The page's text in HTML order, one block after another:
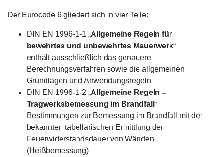
Der Eurocode 6 gliedert sich in vier Teile:
DIN EN 1996-1-1 „Allgemeine Regeln für
bewehrtes und unbewehrtes Mauerwerk“
enthält ausschließlich das genauere
Berechnungsverfahren sowie die allgemeinen
Grundlagen und Anwendungsregeln
DIN EN 1996-1-2 „Allgemeine Regeln –
Tragwerksbemessung im Brandfall “
Bestimmungen zur Bemessung im Brandfall mit der
bekannten tabellarischen Ermittlung der
Feuerwiderstandsdauer von Wänden
(Heißbemessung)